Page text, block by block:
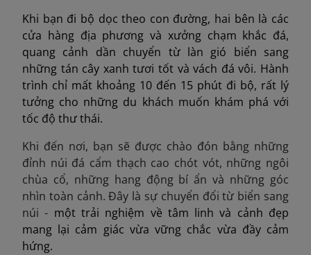
Khi bạn đi bộ dọc theo con đường, hai bên là các
cửa hàng địa phương và xưởng chạm khắc đá,
quang cảnh dần chuyển từ làn gió biển sang
những tán cây xanh tươi tốt và vách đá vôi. Hành
trình chỉ mất khoảng 10 đến 15 phút đi bộ, rất lý
tưởng cho những du khách muốn khám phá với
tốc độ thư thái.
Khi đến nơi, bạn sẽ được chào đón bằng những
đỉnh núi đá cẩm thạch cao chót vót, những ngôi
chùa cổ, những hang động bí ẩn và những góc
nhìn toàn cảnh. Đây là sự chuyển đổi từ biển sang
núi - một trải nghiệm về tâm linh và cảnh đẹp
mang lại cảm giác vừa vững chắc vừa đầy cảm
hứng.